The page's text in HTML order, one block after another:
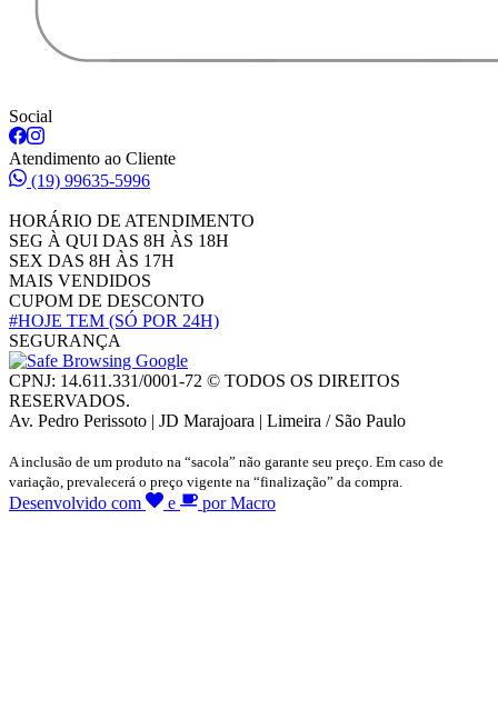
Social
Atendimento ao Cliente
(19) 99635-5996
HORÁRIO DE ATENDIMENTO
SEG À QUI DAS 8H ÀS 18H
SEX DAS 8H ÀS 17H
MAIS VENDIDOS
CUPOM DE DESCONTO
#HOJE TEM (SÓ POR 24H)
SEGURANÇA
CPNJ: 14.611.331/0001-72 © TODOS OS DIREITOS
RESERVADOS.
Av. Pedro Perissoto | JD Marajoara | Limeira / São Paulo
A inclusão de um produto na “sacola” não garante seu preço. Em caso de
variação, prevalecerá o preço vigente na “finalização” da compra.
Desenvolvido com e por Macro